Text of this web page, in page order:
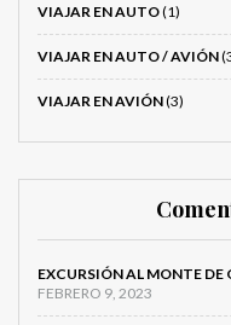
VIAJAR EN AUTO(1)
VIAJAR EN AUTO / AVIÓN
VIAJAR EN AVIÓN(3)
EXCURSIÓN AL MONTE DE
FEBRERO 9, 2023